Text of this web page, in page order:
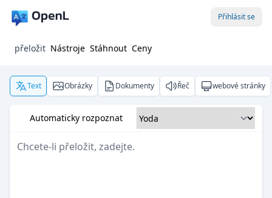
Přihlásit se
přeložit Nástroje Stáhnout Ceny
Text Obrázky Dokumenty Řeč webové stránky
Automaticky rozpoznat